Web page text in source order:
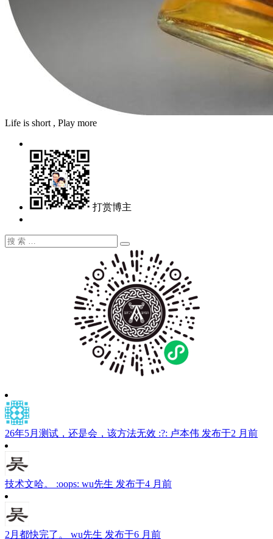
Life is short , Play more
打赏博主
搜
搜
索
26年5月测试，还是会，该方法无效 :?: 卢本伟 发布于2 月前
技术文哈。 :oops: wu先生 发布于4 月前
2月都快完了。 wu先生 发布于6 月前